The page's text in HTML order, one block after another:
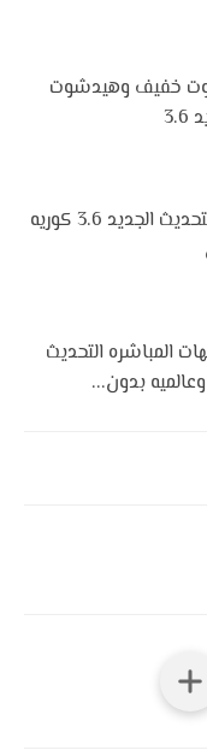
خفيف وهيدشوت
اقوي ملف داتا التحديث الجديد 3.6 كوريه
المباشره التحديث